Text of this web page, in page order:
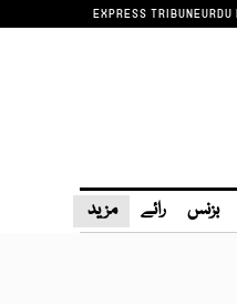
EXPRESS TRIBUNE
بزنس رائے مزید